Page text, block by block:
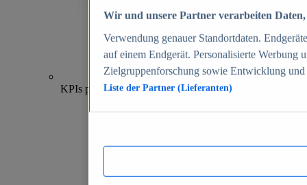
70+
KPIs pro Shop
Wir und unsere Partner verarbeiten
Verwendung genauer Standortdaten.
auf einem Endgerät. Personalisierte Werbung
Zielgruppenforschung sowie Entwicklung
Liste der Partner (Lieferanten)